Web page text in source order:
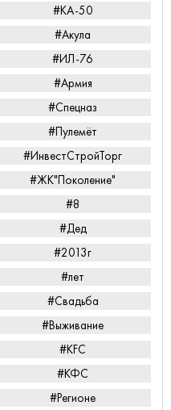
#КА-50
#Акула
#ИЛ-76
#Армия
#Спецназ
#Пулемёт
#ИнвестСтройТорг
#ЖК"Поколение"
#8
#Дед
#2013г
#лет
#Свадьба
#Выживание
#KFC
#КФС
#Регионе